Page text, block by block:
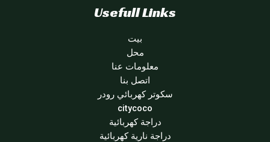
Usefull Links
بيت
محل
معلومات عنا
اتصل بنا
سكوتر كهربائي رودر
citycoco
دراجة كهربائية
دراجة نارية كهربائية